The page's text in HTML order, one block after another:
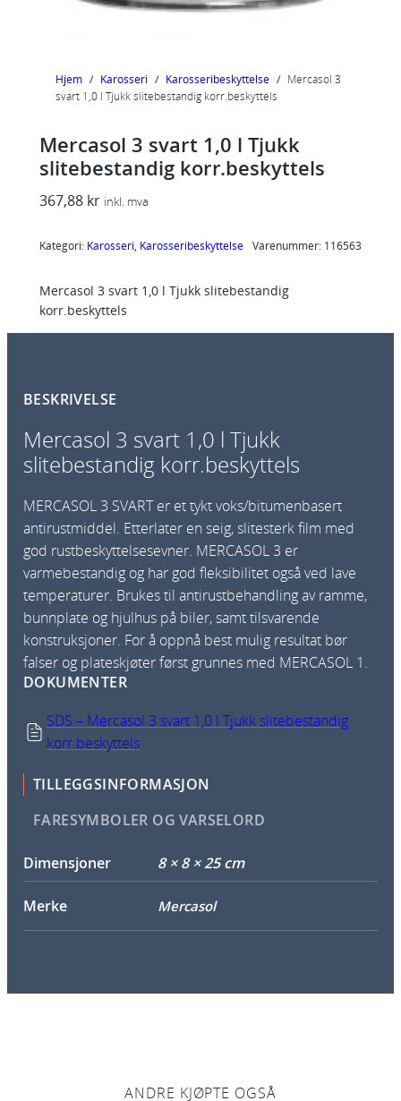
Hjem / Karosseri / Karosseribeskyttelse / Mercasol 3
svart 1,0 l Tjukk slitebestandig korr.beskyttels
Mercasol 3 svart 1,0 l Tjukk
slitebestandig korr.beskyttels
367,88 kr inkl. mva
Kategori: Karosseri, Karosseribeskyttelse Varenummer: 116563
Mercasol 3 svart 1,0 l Tjukk slitebestandig
korr.beskyttels
BESKRIVELSE
Mercasol 3 svart 1,0 l Tjukk
slitebestandig korr.beskyttels
MERCASOL 3 SVART er et tykt voks/bitumenbasert
antirust­middel. Etterlater en seig, slitesterk film med
god rustbeskyttelsesev­ner. MERCASOL 3 er
varmebestandig og har god fleksibilitet også ved lave
temperaturer. Brukes til antirustbehandling av ramme,
bunnplate og hjulhus på biler, samt tilsvarende
konstruksjoner. For å oppnå best mulig resultat bør
falser og plateskjøter først grunnes med MERCASOL 1.
DOKUMENTER
SDS – Mercasol 3 svart 1,0 l Tjukk slitebestandig
korr.beskyttels
TILLEGGSINFORMASJON
FARESYMBOLER OG VARSELORD
Dimensjoner 8 × 8 × 25 cm
Merke Mercasol
ANDRE KJØPTE OGSÅ